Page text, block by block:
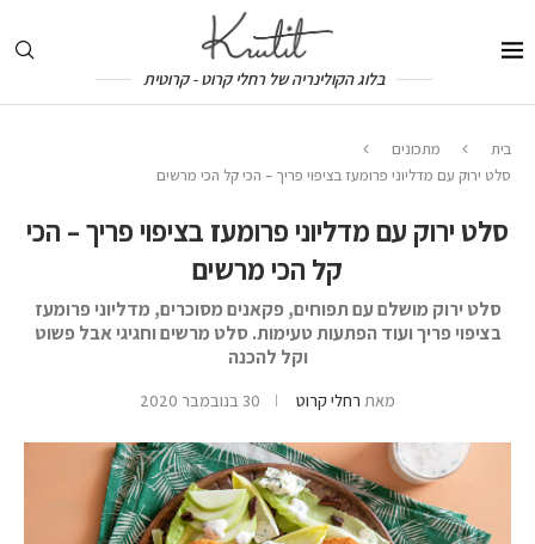
בלוג הקולינריה של רחלי קרוט - קרוטית
בית
מתכונים
סלט ירוק עם מדליוני פרומעז בציפוי פריך – הכי קל הכי מרשים
סלט ירוק עם מדליוני פרומעז בציפוי פריך – הכי
קל הכי מרשים
סלט ירוק מושלם עם תפוחים, פקאנים מסוכרים, מדליוני פרומעז
בציפוי פריך ועוד הפתעות טעימות. סלט מרשים וחגיגי אבל פשוט
וקל להכנה
מאת רחלי קרוט 30 בנובמבר 2020